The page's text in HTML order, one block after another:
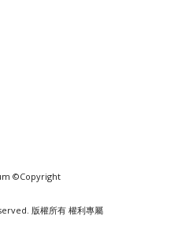
©Copyright
版權所有 權利專屬